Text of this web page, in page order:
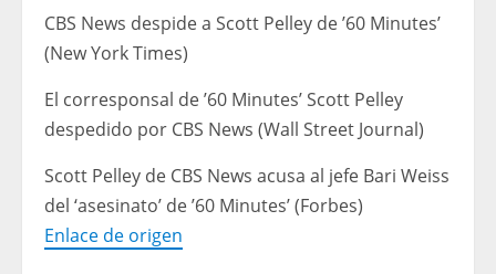
CBS News despide a Scott Pelley de ’60 Minutes’
(New York Times)
El corresponsal de ’60 Minutes’ Scott Pelley
despedido por CBS News (Wall Street Journal)
Scott Pelley de CBS News acusa al jefe Bari Weiss
del ‘asesinato’ de ’60 Minutes’ (Forbes)
Enlace de origen